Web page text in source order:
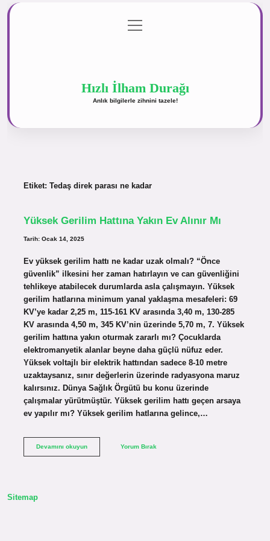
Gizlilik Politikası
menüyü
aç
Hızlı İlham Durağı
Anlık bilgilerle zihnini tazele!
Etiket: Tedaş direk parası ne kadar
Yüksek Gerilim Hattına Yakın Ev Alınır Mı
Tarih: Ocak 14, 2025
Ev yüksek gerilim hattı ne kadar uzak olmalı? “Önce
güvenlik” ilkesini her zaman hatırlayın ve can güvenliğini
tehlikeye atabilecek durumlarda asla çalışmayın. Yüksek
gerilim hatlarına minimum yanal yaklaşma mesafeleri: 69
KV’ye kadar 2,25 m, 115-161 KV arasında 3,40 m, 130-285
KV arasında 4,50 m, 345 KV’nin üzerinde 5,70 m, 7. Yüksek
gerilim hattına yakın oturmak zararlı mı? Çocuklarda
elektromanyetik alanlar beyne daha güçlü nüfuz eder.
Yüksek voltajlı bir elektrik hattından sadece 8-10 metre
uzaktaysanız, sınır değerlerin üzerinde radyasyona maruz
kalırsınız. Dünya Sağlık Örgütü bu konu üzerinde
çalışmalar yürütmüştür. Yüksek gerilim hattı geçen arsaya
ev yapılır mı? Yüksek gerilim hatlarına gelince,…
Devamını okuyunYüksek
Yorum Bırak
Sitemap